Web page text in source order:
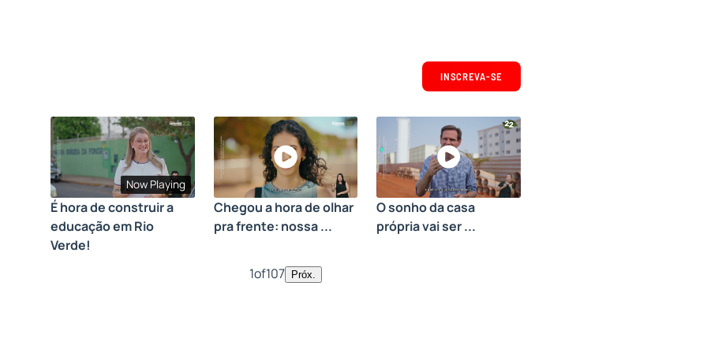
INSCREVA-SE
Now Playing
É hora de construir a
educação em Rio
Verde!
Chegou a hora de olhar
pra frente: nossa ...
O sonho da casa
própria vai ser ...
1of107 Próx.